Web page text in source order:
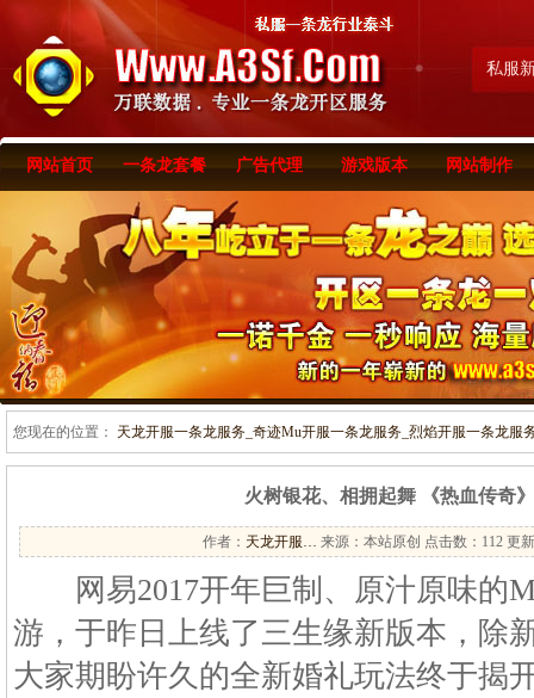
私服
网站首页 一条龙套餐 广告代理 游戏版本 网站制作
您现在的位置： 天龙开服一条龙服务_奇迹Mu开服一条龙服务_烈焰开服一条龙服
火树银花、相拥起舞 《热血传奇
作者： 天龙开服… 来源：本站原创 点击数： 112 更
网易2017开年巨制、原汁原味的
游，于昨日上线了三生缘新版本，除
大家期盼许久的全新婚礼玩法终于揭